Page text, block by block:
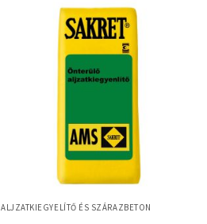
ALJZATKIEGYELÍTŐ ÉS SZÁRAZBETON